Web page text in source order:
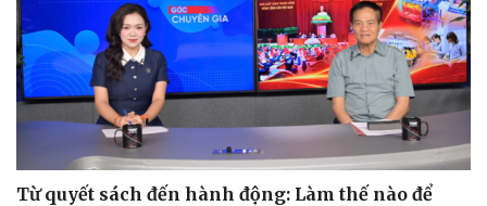
Từ quyết sách đến hành động: Làm thế nào để